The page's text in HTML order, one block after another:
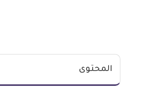
المحتوى